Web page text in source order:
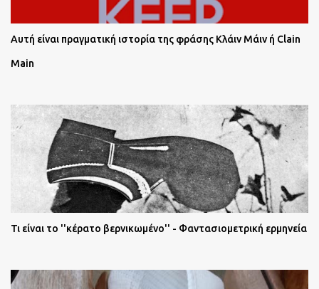
Αυτή είναι πραγματική ιστορία της φράσης Κλάιν Μάιν ή Clain
Main
Τι είναι το ''κέρατο βερνικωμένο'' - Φαντασιομετρική ερμηνεία